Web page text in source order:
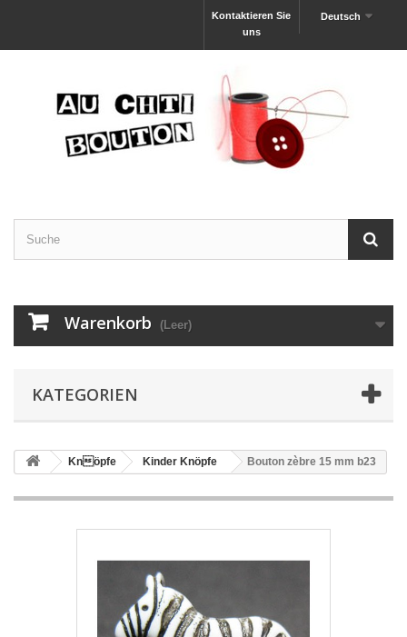
Deutsch
Kontaktieren Sie
uns
Warenkorb (Leer)
KATEGORIEN
Knöpfe Kinder Knöpfe Bouton zèbre 15 mm b23